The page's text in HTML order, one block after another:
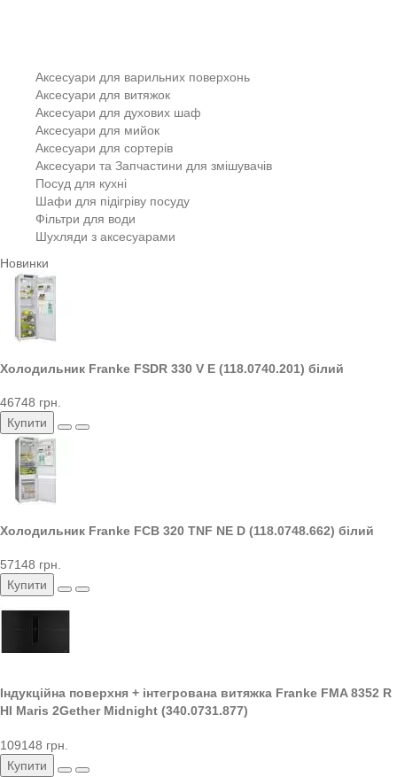
Аксесуари для варильних поверхонь
Аксесуари для витяжок
Аксесуари для духових шаф
Аксесуари для мийок
Аксесуари для сортерів
Аксесуари та Запчастини для змішувачів
Посуд для кухні
Шафи для підігріву посуду
Фільтри для води
Шухляди з аксесуарами
Новинки
Холодильник Franke FSDR 330 V E (118.0740.201) білий
46748 грн.
Купити
Холодильник Franke FCB 320 TNF NE D (118.0748.662) білий
57148 грн.
Купити
Індукційна поверхня + інтегрована витяжка Franke FMA 8352 R
HI Maris 2Gether Midnight (340.0731.877)
109148 грн.
Купити